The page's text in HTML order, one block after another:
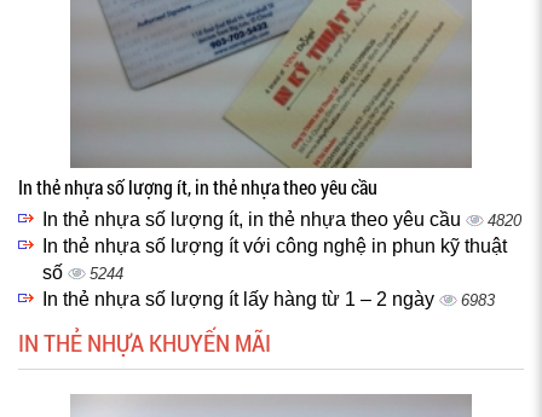
In thẻ nhựa số lượng ít, in thẻ nhựa theo yêu cầu
In thẻ nhựa số lượng ít, in thẻ nhựa theo yêu cầu 4820
In thẻ nhựa số lượng ít với công nghệ in phun kỹ thuật
số
5244
In thẻ nhựa số lượng ít lấy hàng từ 1 – 2 ngày 6983
IN THẺ NHỰA KHUYẾN MÃI